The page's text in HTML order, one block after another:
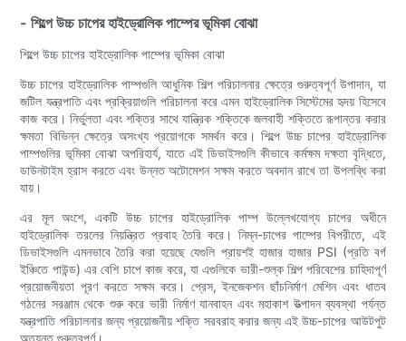
- শিল্পে উচ্চ চাপের হাইড্রোলিক পাম্পের ভূমিকা বোঝা
শিল্পে উচ্চ চাপের হাইড্রোলিক পাম্পের ভূমিকা বোঝা
উচ্চ চাপের হাইড্রোলিক পাম্পগুলি আধুনিক শিল্প পরিচালনার ক্ষেত্রে গুরুত্বপূর্ণ উপাদান, যা
জটিল যন্ত্রপাতি এবং প্রক্রিয়াগুলি পরিচালনা করে এমন হাইড্রোলিক সিস্টেমের হৃদয় হিসেবে
কাজ করে। নির্ভুলতা এবং শক্তির সাথে যান্ত্রিক শক্তিকে জলবাহী শক্তিতে রূপান্তর করার
ক্ষমতা বিভিন্ন ক্ষেত্রে অসংখ্য প্রয়োগকে সমর্থন করে। শিল্পে উচ্চ চাপের হাইড্রোলিক
পাম্পগুলির ভূমিকা বোঝা অপরিহার্য, যাতে এই ডিভাইসগুলি কীভাবে কর্মক্ষম দক্ষতা বৃদ্ধিতে,
ডাউনটাইম হ্রাস করতে এবং উন্নত অটোমেশন সক্ষম করতে অবদান রাখে তা উপলব্ধি করা
যায়।
এর মূল অংশে, একটি উচ্চ চাপের হাইড্রোলিক পাম্প উল্লেখযোগ্য চাপের অধীনে
হাইড্রোলিক তরলের নিয়ন্ত্রিত প্রবাহ তৈরি করে। নিম্ন-চাপের পাম্পের বিপরীতে, এই
ডিভাইসগুলি এমনভাবে তৈরি করা হয়েছে যেগুলি প্রায়শই হাজার হাজার PSI (প্রতি বর্গ
ইঞ্চিতে পাউন্ড) এর বেশি চাপে কাজ করে, যা এগুলিকে ভারী-শুল্ক শিল্প পরিবেশের চাহিদাপূর্ণ
প্রয়োজনীয়তা পূরণ করতে সক্ষম করে। প্রেস, ইনজেকশন ছাঁচনির্মাণ মেশিন এবং ধাতব
গঠনের সরঞ্জাম থেকে শুরু করে ভারী নির্মাণ যানবাহন এবং মহাকাশ উত্পাদন ব্যবস্থা পর্যন্ত
যন্ত্রপাতি পরিচালনার জন্য প্রয়োজনীয় শক্তি সরবরাহ করার জন্য এই উচ্চ-চাপের আউটপুট
অত্যন্ত গুরুত্বপূর্ণ।